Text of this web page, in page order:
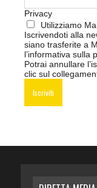
Privacy
Utilizziamo
Iscrivendoti alla
siano trasferite a
l’informativa sulla
Potrai annullare
clic sul